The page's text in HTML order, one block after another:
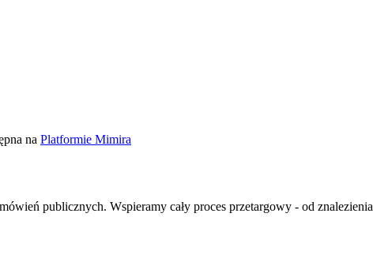
na Platformie Mimira
publicznych. Wspieramy cały proces przetargowy - od